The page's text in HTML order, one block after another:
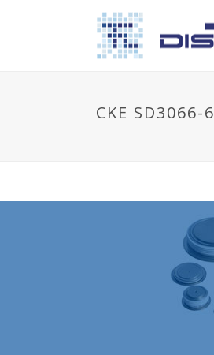
CKE SD3066-6